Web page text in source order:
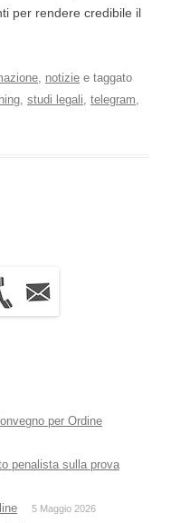
per rendere credibile il
, notizie e taggato
, studi legali, telegram,
per Ordine
penalista sulla prova
5 Maggio 2026